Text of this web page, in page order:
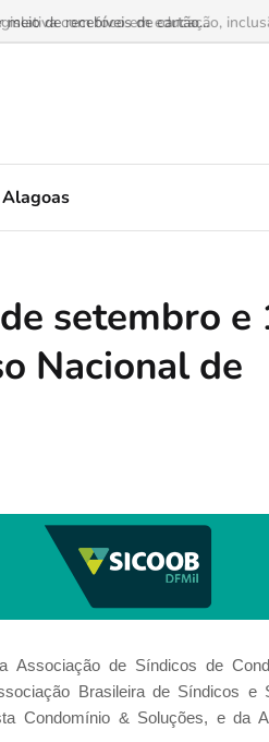
de recebíveis de cartão...
Alagoas
setembro e
Nacional de
de Síndicos de
Brasileira de Síndicos e
Condomínio & Soluções, e da